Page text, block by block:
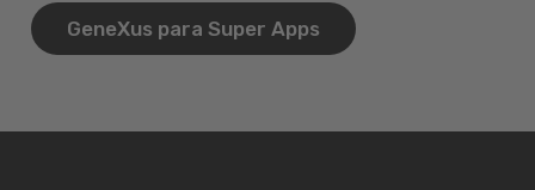
GeneXus para Super Apps